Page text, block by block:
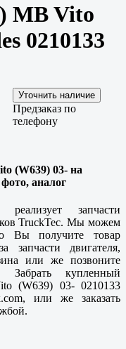
MB Vito
0210133
Предзаказ по
телефону
(W639) 03- на
аналог
запчасти
TruckTec. Мы можем
Вы получите товар
запчасти двигателя,
или же позвоните
Забрать купленный
(W639) 03- 0210133
или же заказать